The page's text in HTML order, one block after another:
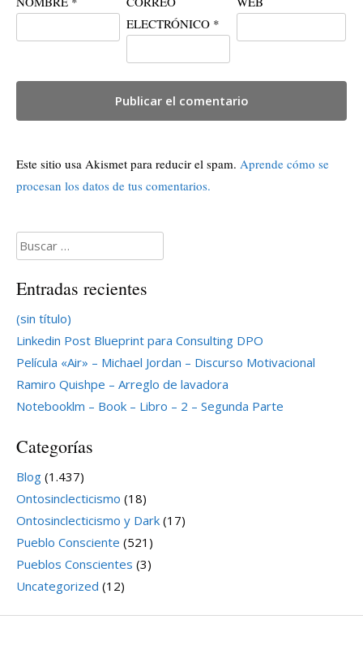
ELECTRÓNICO *
Este sitio usa Akismet para reducir el spam. Aprende cómo se
procesan los datos de tus comentarios.
Buscar:
Entradas recientes
(sin título)
Linkedin Post Blueprint para Consulting DPO
Película «Air» – Michael Jordan – Discurso Motivacional
Ramiro Quishpe – Arreglo de lavadora
Notebooklm – Book – Libro – 2 – Segunda Parte
Categorías
Blog (1.437)
Ontosinclecticismo (18)
Ontosinclecticismo y Dark (17)
Pueblo Consciente (521)
Pueblos Conscientes (3)
Uncategorized (12)